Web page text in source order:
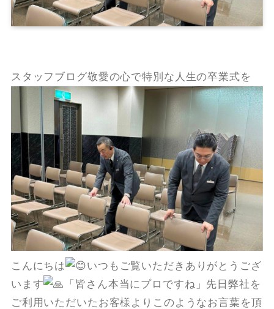
スタッフブログ敬愛の心で特別な人生の卒業式を
こんにちは
いつもご覧いただきありがとうござ
います
「皆さん本当にプロですね」先日弊社を
ご利用いただいたお客様よりこのようなお言葉を頂